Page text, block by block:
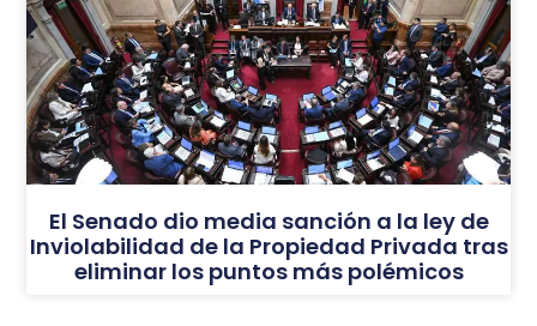
El Senado dio media sanción a la ley de
Inviolabilidad de la Propiedad Privada tras
eliminar los puntos más polémicos